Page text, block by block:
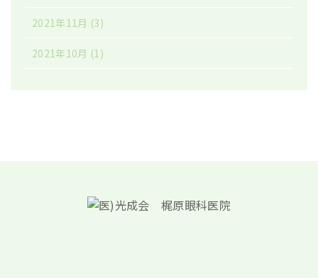
2021年11月 (3)
2021年10月 (1)